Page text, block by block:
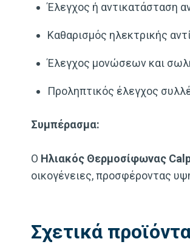
Έλεγχος ή αντικατάσταση
Καθαρισμός ηλεκτρικής
Έλεγχος μονώσεων και
Προληπτικός έλεγχος
Συμπέρασμα:
Ο Ηλιακός Θερμοσίφωνας
οικογένειες, προσφέροντας
Σχετικά